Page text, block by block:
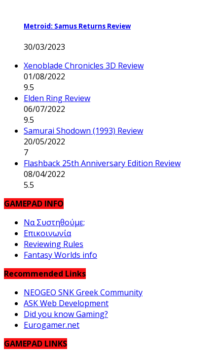
Metroid: Samus Returns Review
30/03/2023
Xenoblade Chronicles 3D Review
01/08/2022
9.5
Elden Ring Review
06/07/2022
9.5
Samurai Shodown (1993) Review
20/05/2022
7
Flashback 25th Anniversary Edition Review
08/04/2022
5.5
GAMEPAD INFO
Να Συστηθούμε;
Επικοινωνία
Reviewing Rules
Fantasy Worlds info
Recommended Links
NEOGEO SNK Greek Community
ASK Web Development
Did you know Gaming?
Eurogamer.net
GAMEPAD LINKS